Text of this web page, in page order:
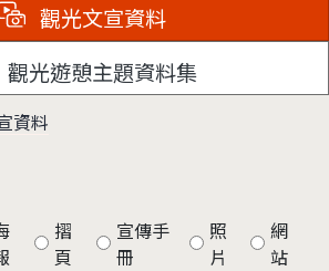
觀光文宣資料
觀光遊憩主題資料集
資料
摺
頁
宣傳手
冊
照
片
網
站